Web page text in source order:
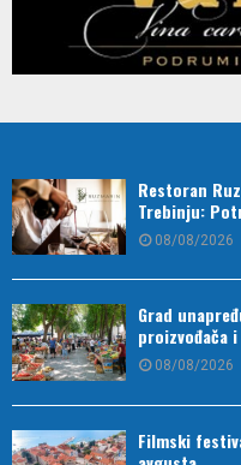
Restoran
Trebinju:
08/08/2026
Grad
proizvođača
08/08/2026
Filmski